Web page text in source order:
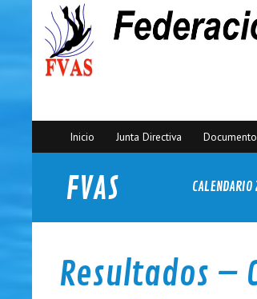
Inicio Junta Directiva
FVAS
Federación Venezolana de
Resultados –